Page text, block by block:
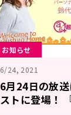
お知らせ
6/24, 2021
6月24日の放
ストに登場！